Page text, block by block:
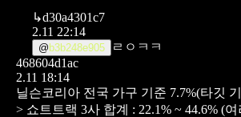
↳d30a4301c7
2.11 22:14
@ b3b248e905
ㄹㅇㅋㅋ
468604d1ac
2.11 18:14
닐슨코리아 전국 가구 기준 7.7%(타깃
> 쇼트트랙 3사 합계 : 22.1% ~ 44.6% (